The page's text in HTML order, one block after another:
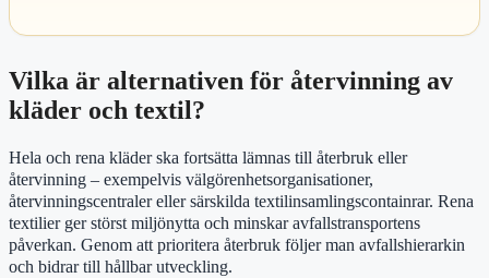
Vilka är alternativen för återvinning av
kläder och textil?
Hela och rena kläder ska fortsätta lämnas till återbruk eller
återvinning – exempelvis välgörenhetsorganisationer,
återvinningscentraler eller särskilda textilinsamlingscontainrar. Rena
textilier ger störst miljönytta och minskar avfallstransportens
påverkan. Genom att prioritera återbruk följer man avfallshierarkin
och bidrar till hållbar utveckling.